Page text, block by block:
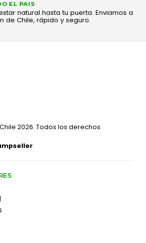
EL PAIS
natural hasta tu puerta. Enviamos a
de Chile, rápido y seguro.
2026. Todos los derechos
.